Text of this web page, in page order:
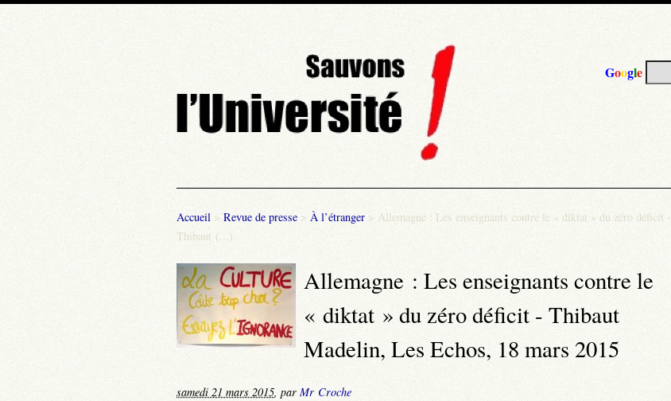
Accueil > Revue de presse > À l’étranger > Allemagne : Les enseignants contre le « diktat » du zéro déficit -
Thibaut (...)
Allemagne : Les enseignants contre le
« diktat » du zéro déficit - Thibaut
Madelin, Les Echos, 18 mars 2015
samedi 21 mars 2015, par Mr Croche
Google